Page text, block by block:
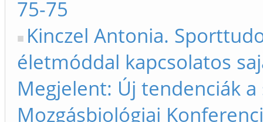
75-75
Kinczel Antonia.
életmóddal kapcsolatos
Megjelent: Új tendenciák
Mozgásbiológiai